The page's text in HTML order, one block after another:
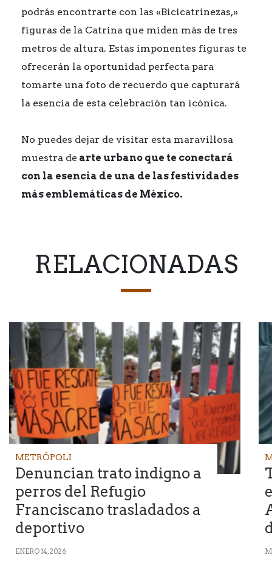
podrás encontrarte con las «Bicicatrinezas,»
figuras de la Catrina que miden más de tres
metros de altura. Estas imponentes figuras te
ofrecerán la oportunidad perfecta para
tomarte una foto de recuerdo que capturará
la esencia de esta celebración tan icónica.
No puedes dejar de visitar esta maravillosa
muestra de arte urbano que te conectará
con la esencia de una de las festividades
más emblemáticas de México.
RELACIONADAS
METRÓPOLI
Denuncian trato indigno a
perros del Refugio
Franciscano trasladados a
deportivo
ENERO 14, 2026